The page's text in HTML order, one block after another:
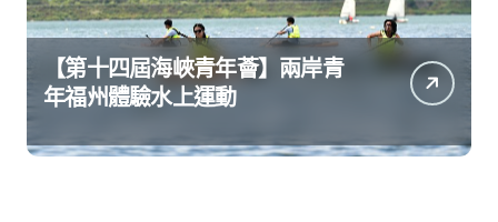
【第十四屆海峽青年薈】兩岸青
年福州體驗水上運動